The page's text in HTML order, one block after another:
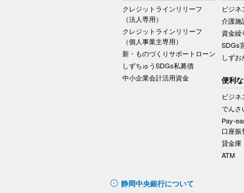
クレジットラインリリーフ
（法人専用）
クレジットラインリリーフ
（個人事業主専用）
新・ものづくりサポートローン
しずちゅうSDGs私募債
中小企業会計活用資金
ビジ
介護施
資金繰
SDGs
しずお
便利
ビジネ
でんさ
Pay-
口座振
貸金庫
ATM
静岡中央銀行について